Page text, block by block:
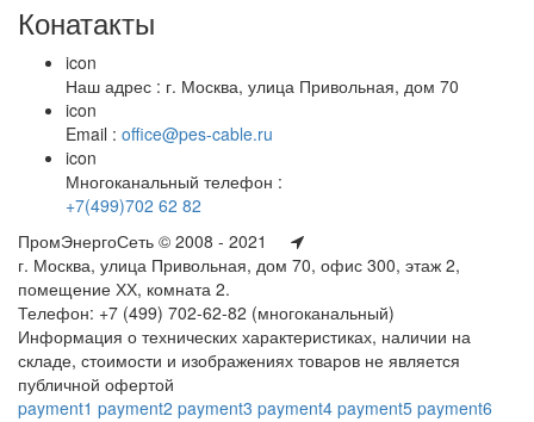
Конатакты
icon
Наш адрес : г. Москва, улица Привольная, дом 70
icon
Email : office@pes-cable.ru
icon
Многоканальный телефон :
+7(499)702 62 82
ПромЭнергоСеть © 2008 - 2021
г. Москва, улица Привольная, дом 70, офис 300, этаж 2,
помещение ХХ, комната 2.
Телефон: +7 (499) 702-62-82 (многоканальный)
Информация о технических характеристиках, наличии на
складе, стоимости и изображениях товаров не является
публичной офертой
payment1 payment2 payment3 payment4 payment5 payment6